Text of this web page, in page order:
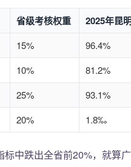
省级考核权重 2025年昆
15%
96.4%
10%
81.2%
25%
93.1%
20% 1.8‰
中跌出全省前20%，就算